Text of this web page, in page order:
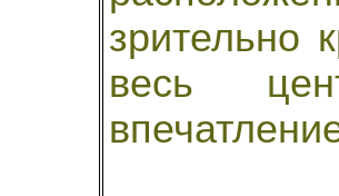
зрительно
весь